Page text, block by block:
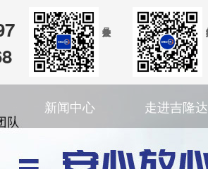
新闻中心 走进吉隆达